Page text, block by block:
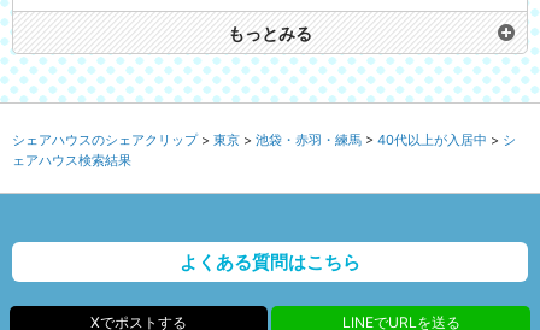
もっとみる
シェアハウスのシェアクリップ 東京 池袋・赤羽・練馬 40代以上が入居中
シ
ェアハウス検索結果
よくある質問はこちら
Xでポストする LINEでURLを送る